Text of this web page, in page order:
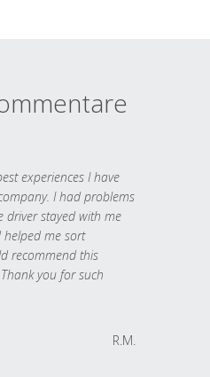
experiences I have
I had problems
stayed with me
me sort
recommend this
you for such
R.M.